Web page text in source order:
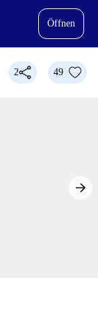
Öffnen
2 49